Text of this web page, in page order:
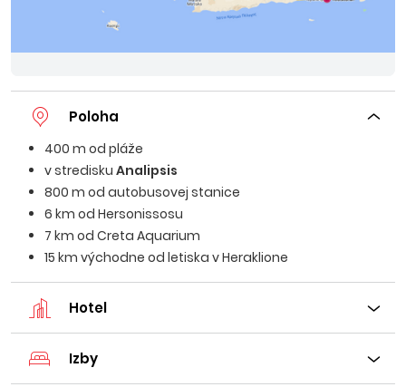
Poloha
400 m od pláže
v stredisku Analipsis
800 m od autobusovej stanice
6 km od Hersonissosu
7 km od Creta Aquarium
15 km východne od letiska v Heraklione
Hotel
Izby